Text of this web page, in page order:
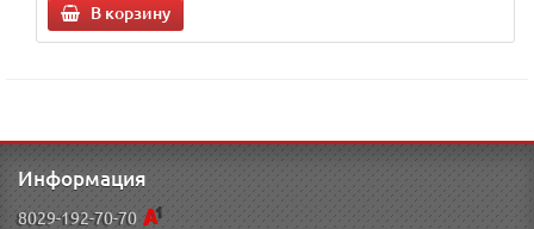
В корзину
Информация
8029-192-70-70